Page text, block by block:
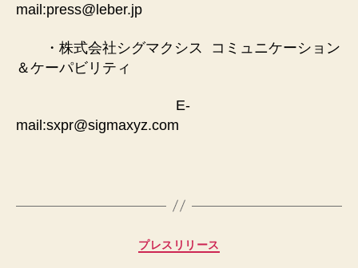
mail:press@leber.jp
・株式会社シグマクシス コミュニケーション
＆ケーパビリティ
E-
mail:sxpr@sigmaxyz.com
カ
プレスリリース